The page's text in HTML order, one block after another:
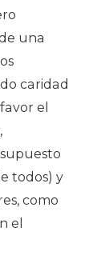
una
caridad
el
todos) y
como
el